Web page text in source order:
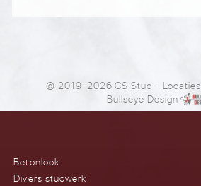
© 2019-2026 CS Stuc- Locaties
Bullseye Design
Betonlook
Divers stucwerk